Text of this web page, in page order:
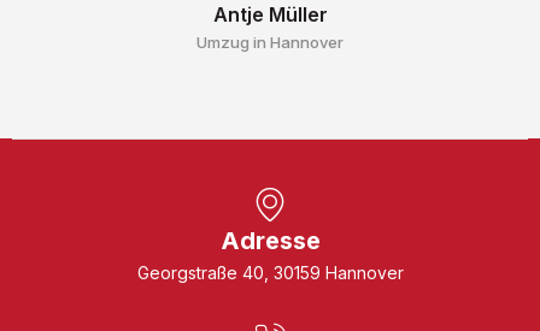
Antje Müller
Umzug in Hannover
Adresse
Georgstraße 40, 30159 Hannover